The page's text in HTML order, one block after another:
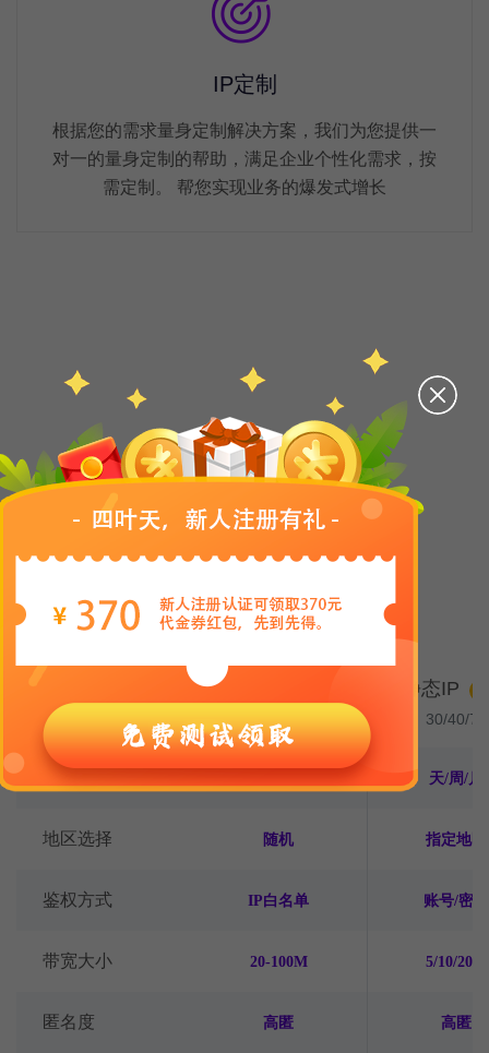
IP定制
根据您的需求量身定制解决方案，我们为您提供一
对一的量身定制的帮助，满足企业个性化需求，按
需定制。 帮您实现业务的爆发式增长
产品介绍
1-4厘/IP
静态IP
30/40/70
时长 天/周/月
地区选择 随机 指定地区
鉴权方式 IP白名单 账号/密码
带宽大小 20-100M 5/10/20M
匿名度 高匿 高匿